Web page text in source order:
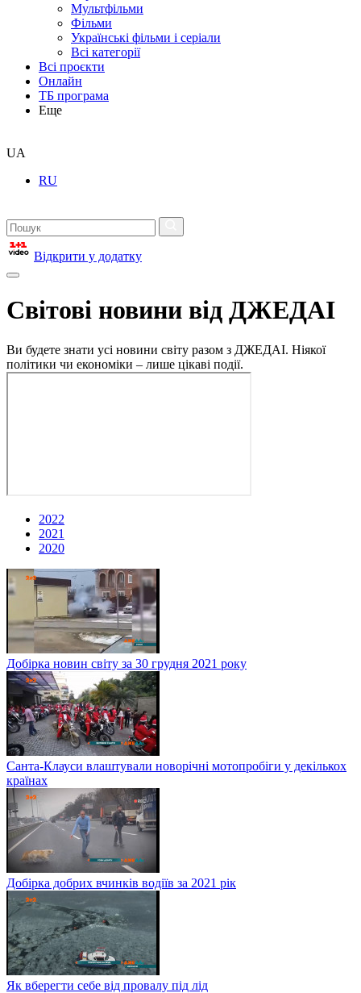
Мультфільми
Фільми
Українські фільми і серіали
Всі категорії
Всі проєкти
Онлайн
ТБ програма
Еще
UA
RU
Відкрити у додатку
Світові новини від ДЖЕДАІ
Ви будете знати усі новини світу разом з ДЖЕДАІ. Ніякої
політики чи економіки – лише цікаві події.
2022
2021
2020
Добірка новин світу за 30 грудня 2021 року
Санта-Клауси влаштували новорічні мотопробіги у декількох
країнах
Добірка добрих вчинків водіїв за 2021 рік
Як вберегти себе від провалу під лід